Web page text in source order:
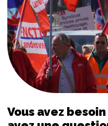
Vous avez besoin